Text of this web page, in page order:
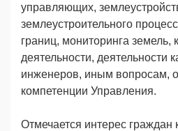
управляющих,
землеустроительного
границ, мониторинга земель,
деятельности, деятельности
инженеров, иным вопросам,
компетенции Управления.
Отмечается интерес граждан